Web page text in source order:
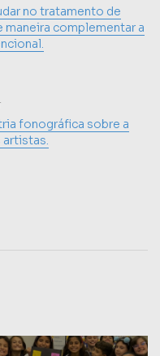
no tratamento de
complementar a
fonográfica sobre a
artistas.